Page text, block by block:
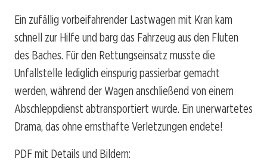
Ein zufällig vorbeifahrender Lastwagen mit Kran kam
schnell zur Hilfe und barg das Fahrzeug aus den Fluten
des Baches. Für den Rettungseinsatz musste die
Unfallstelle lediglich einspurig passierbar gemacht
werden, während der Wagen anschließend von einem
Abschleppdienst abtransportiert wurde. Ein unerwartetes
Drama, das ohne ernsthafte Verletzungen endete!
PDF mit Details und Bildern: